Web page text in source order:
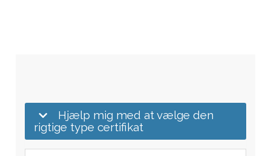
Hjælp mig med at vælge den
rigtige type certifikat